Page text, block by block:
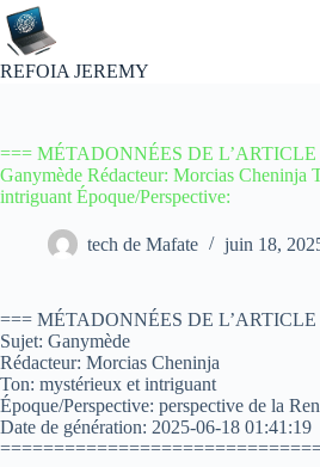
Passer
au
contenu
REFOIA JEREMY
=== MÉTADONNÉES DE L’ARTICLE
Ganymède Rédacteur: Morcias Cheninja
intriguant Époque/Perspective:
tech de Mafate juin 18,
=== MÉTADONNÉES DE L’ARTICLE
Sujet: Ganymède
Rédacteur: Morcias Cheninja
Ton: mystérieux et intriguant
Époque/Perspective: perspective de la
Date de génération: 2025-06-18 01:41:19